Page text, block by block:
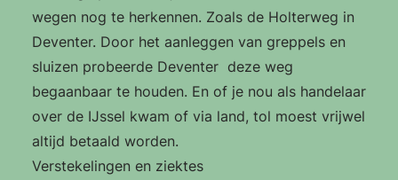
wegen nog te herkennen. Zoals de Holterweg in
Deventer. Door het aanleggen van greppels en
sluizen probeerde Deventer deze weg
begaanbaar te houden. En of je nou als handelaar
over de IJssel kwam of via land, tol moest vrijwel
altijd betaald worden.
Verstekelingen en ziektes